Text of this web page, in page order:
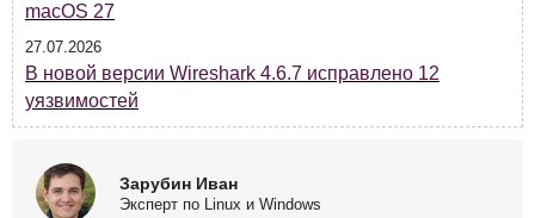
macOS 27
27.07.2026
В новой версии Wireshark 4.6.7 исправлено 12
уязвимостей
Зарубин Иван
Эксперт по Linux и Windows